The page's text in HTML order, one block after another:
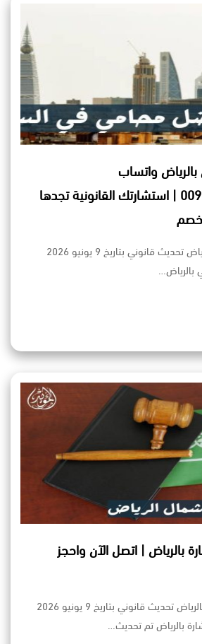
واتساب
00966560077289 | استشارتك القانونية تجدها
خصم
رقم محامي في بالرياض تحديث قانوني بتاريخ 9 يونيو 2026
بالرياض | اتصل الآن واحجز
محامي للاستشارة بالرياض تحديث قانوني بتاريخ 9 يونيو 2026
بالرياض تم تحديث…